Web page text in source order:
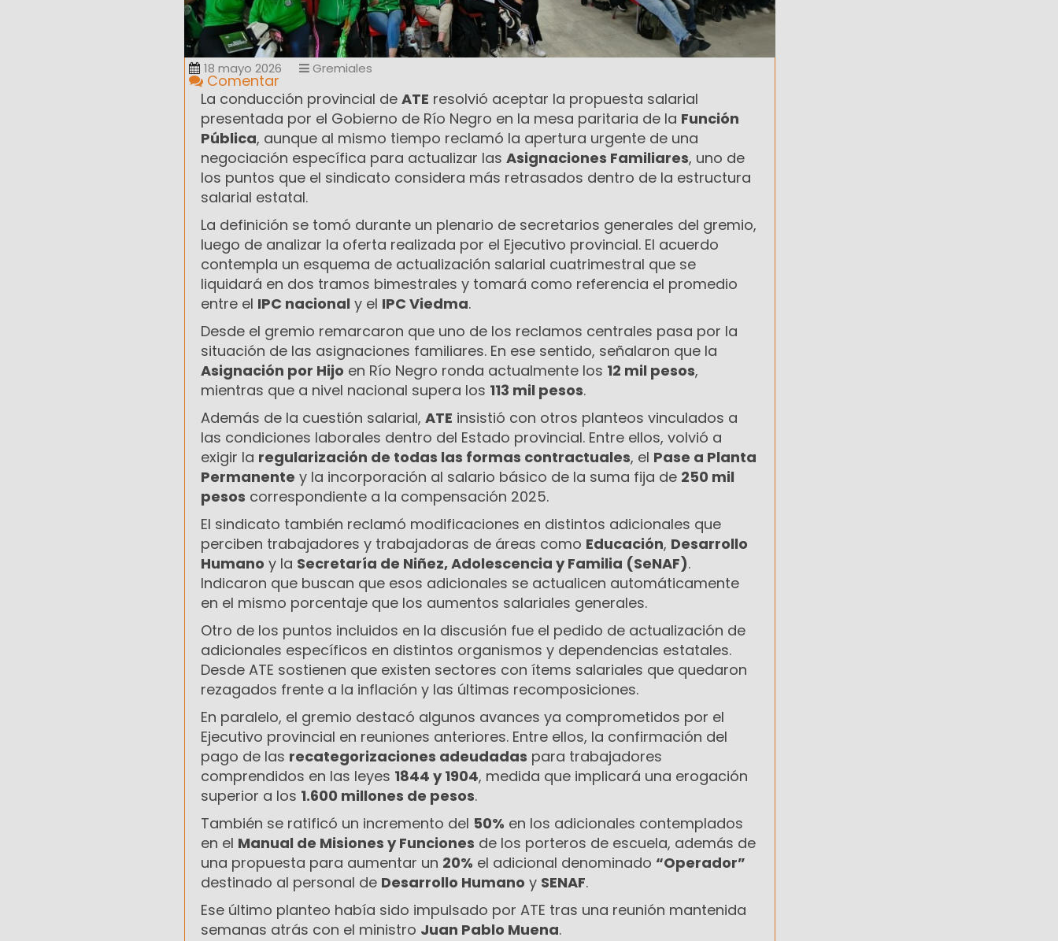
18 mayo 2026 Gremiales
Comentar
La conducción provincial de ATE resolvió aceptar la propuesta salarial
presentada por el Gobierno de Río Negro en la mesa paritaria de la Función
Pública, aunque al mismo tiempo reclamó la apertura urgente de una
negociación específica para actualizar las Asignaciones Familiares, uno de
los puntos que el sindicato considera más retrasados dentro de la estructura
salarial estatal.
La definición se tomó durante un plenario de secretarios generales del gremio,
luego de analizar la oferta realizada por el Ejecutivo provincial. El acuerdo
contempla un esquema de actualización salarial cuatrimestral que se
liquidará en dos tramos bimestrales y tomará como referencia el promedio
entre el IPC nacional y el IPC Viedma.
Desde el gremio remarcaron que uno de los reclamos centrales pasa por la
situación de las asignaciones familiares. En ese sentido, señalaron que la
Asignación por Hijo en Río Negro ronda actualmente los 12 mil pesos,
mientras que a nivel nacional supera los 113 mil pesos.
Además de la cuestión salarial, ATE insistió con otros planteos vinculados a
las condiciones laborales dentro del Estado provincial. Entre ellos, volvió a
exigir la regularización de todas las formas contractuales, el Pase a Planta
Permanente y la incorporación al salario básico de la suma fija de 250 mil
pesos correspondiente a la compensación 2025.
El sindicato también reclamó modificaciones en distintos adicionales que
perciben trabajadores y trabajadoras de áreas como Educación, Desarrollo
Humano y la Secretaría de Niñez, Adolescencia y Familia (SeNAF).
Indicaron que buscan que esos adicionales se actualicen automáticamente
en el mismo porcentaje que los aumentos salariales generales.
Otro de los puntos incluidos en la discusión fue el pedido de actualización de
adicionales específicos en distintos organismos y dependencias estatales.
Desde ATE sostienen que existen sectores con ítems salariales que quedaron
rezagados frente a la inflación y las últimas recomposiciones.
En paralelo, el gremio destacó algunos avances ya comprometidos por el
Ejecutivo provincial en reuniones anteriores. Entre ellos, la confirmación del
pago de las recategorizaciones adeudadas para trabajadores
comprendidos en las leyes 1844 y 1904, medida que implicará una erogación
superior a los 1.600 millones de pesos.
También se ratificó un incremento del 50% en los adicionales contemplados
en el Manual de Misiones y Funciones de los porteros de escuela, además de
una propuesta para aumentar un 20% el adicional denominado “Operador”
destinado al personal de Desarrollo Humano y SENAF.
Ese último planteo había sido impulsado por ATE tras una reunión mantenida
semanas atrás con el ministro Juan Pablo Muena.